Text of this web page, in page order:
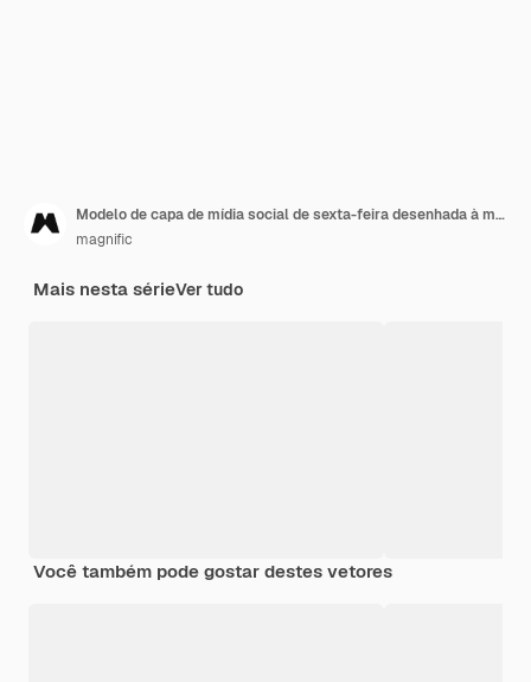
Modelo de capa de mídia social de sexta-feira desenhada à mão
magnific
Mais nesta sérieVer tudo
Você também pode gostar destes vetores